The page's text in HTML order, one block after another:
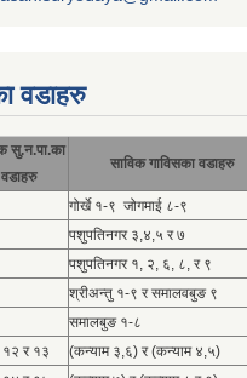
वडाहरु
सु.न.पा.का
वडाहरु
साविक गाविसका वडाहरु
गोर्खे १-९ जोगमाई ८-९
पशुपतिनगर ३,४,५ र ७
पशुपतिनगर १, २, ६, ८, र ९
श्रीअन्तु १-९ र समालवबुङ ९
समालबुङ १-८
१२ र १३
(कन्याम ३,६) र (कन्याम ४,५)